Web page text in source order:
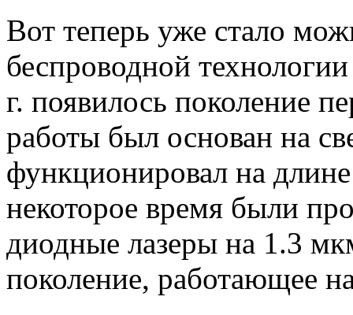
Вот теперь уже стало
беспроводной
г. появилось поколение
работы был основан на
функционировал на
некоторое время были
диодные лазеры на 1.3
поколение, работающее